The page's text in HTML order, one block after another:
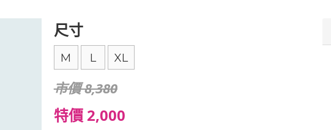
尺寸
M L XL
市價 8,380
特價 2,000